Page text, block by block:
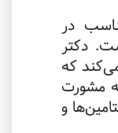
در
دکتر
که
مشورت
و